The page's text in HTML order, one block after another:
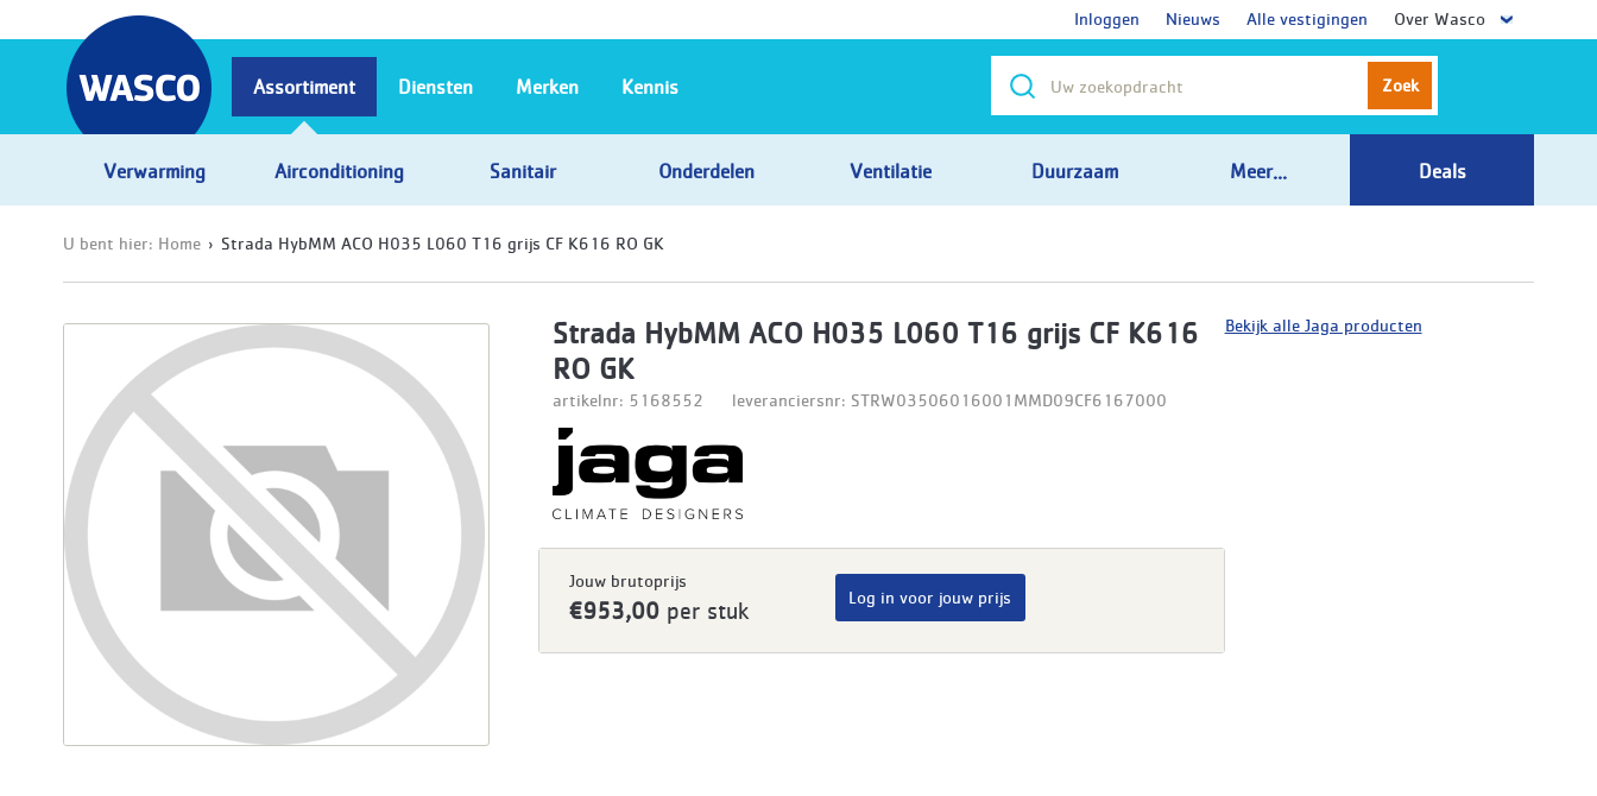
Inloggen Nieuws Alle vestigingen Over Wasco
Zoek
Assortiment
Verwarming Airconditioning Sanitair Onderdelen Ventilatie Duurzaam Meer... Deals
Diensten Merken Kennis
U bent hier: Home Strada HybMM ACO H035 L060 T16 grijs CF K616 RO GK
Strada HybMM ACO H035 L060 T16 grijs CF K616
RO GK
artikelnr: 5168552 leveranciersnr: STRW03506016001MMD09CF6167000
Jouw brutoprijs
€953,00 per stuk
Log in voor jouw prijs
Bekijk alle Jaga producten